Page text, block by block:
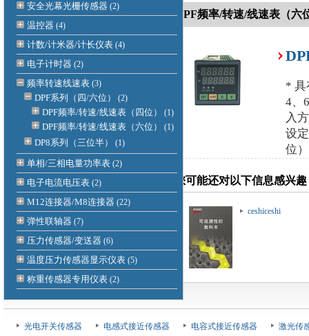
安全光幕光栅传感器 (2)
温控器 (4)
计数/计米器/计长仪表 (4)
电子计时器 (2)
频率转速线速表 (3)
DPF系列（四/六位） (2)
DPF频率/转速/线速表（四位） (1)
DPF频率/转速/线速表（六位） (1)
DP8系列（三位半） (1)
单相/三相电量功率表 (2)
电子电流电压表 (2)
M12连接器/M8连接器 (22)
弹性联轴器 (7)
压力传感器/变送器 (6)
温度压力传感器显示仪表 (5)
称重传感器专用仪表 (2)
DPF频率/转速/线速表（六
* 具
4、
入
设
位
您可能还对以下信息感兴趣
ceshiceshi ceshiceshi
光电开关传感器 电感式接近传感器 电容式接近传感器
激光传